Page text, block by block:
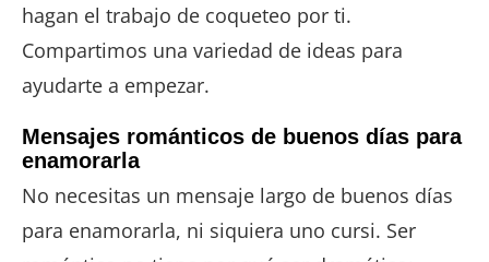
hagan el trabajo de coqueteo por ti.
Compartimos una variedad de ideas para
ayudarte a empezar.
Mensajes románticos de buenos días para
enamorarla
No necesitas un mensaje largo de buenos días
para enamorarla, ni siquiera uno cursi. Ser